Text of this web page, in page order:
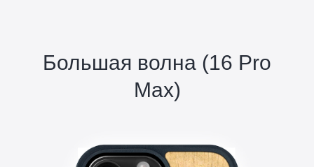
Большая волна (16 Pro
Max)